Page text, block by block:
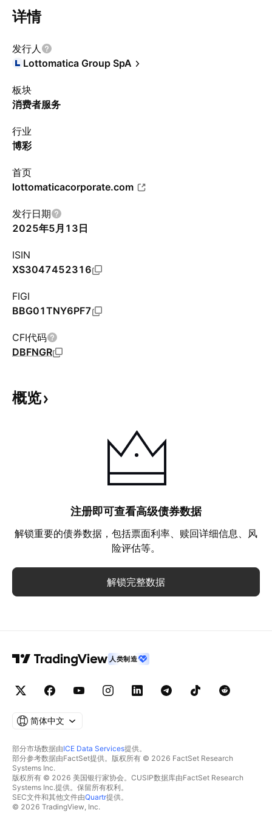
详情
发行人
Lottomatica Group SpA
板块
消费者服务
行业
博彩
首页
lottomaticacorporate.com
发行日期
2025年5月13日
ISIN
XS3047452316
FIGI
BBG01TNY6PF7
CFI代码
DBFNGR
概览
注册即可查看高级债券数据
解锁重要的债券数据，包括票面利率、赎回详细信息、风
险评估等。
解锁完整数据
人类制造
简体中文
部分市场数据由ICE Data Services提供。
部分参考数据由FactSet提供。版权所有 © 2026 FactSet Research
Systems Inc.
版权所有 © 2026 美国银行家协会。CUSIP数据库由FactSet Research
Systems Inc.提供。保留所有权利。
SEC文件和其他文件由Quartr提供。
© 2026 TradingView, Inc.